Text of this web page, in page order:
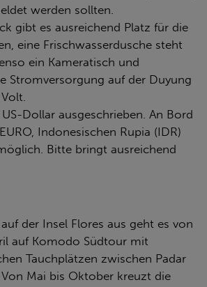
werden sollten.
gibt es ausreichend Platz für die
eine Frischwasserdusche steht
ein Kameratisch und
Stromversorgung auf der Duyung
Dollar ausgeschrieben. An Bord
Indonesischen Rupia (IDR)
Bitte bringt ausreichend
der Insel Flores aus geht es von
auf Komodo Südtour mit
Tauchplätzen zwischen Padar
Mai bis Oktober kreuzt die